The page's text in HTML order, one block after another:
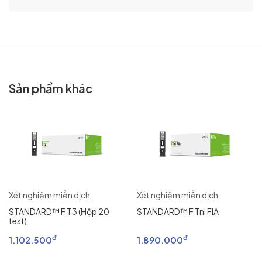
Sản phẩm khác
Xét nghiệm miễn dịch
STANDARD™ F T3 (Hộp 20
test)
1.102.500đ
Xét nghiệm miễn dịch
STANDARD™ F Tnl FIA
1.890.000đ